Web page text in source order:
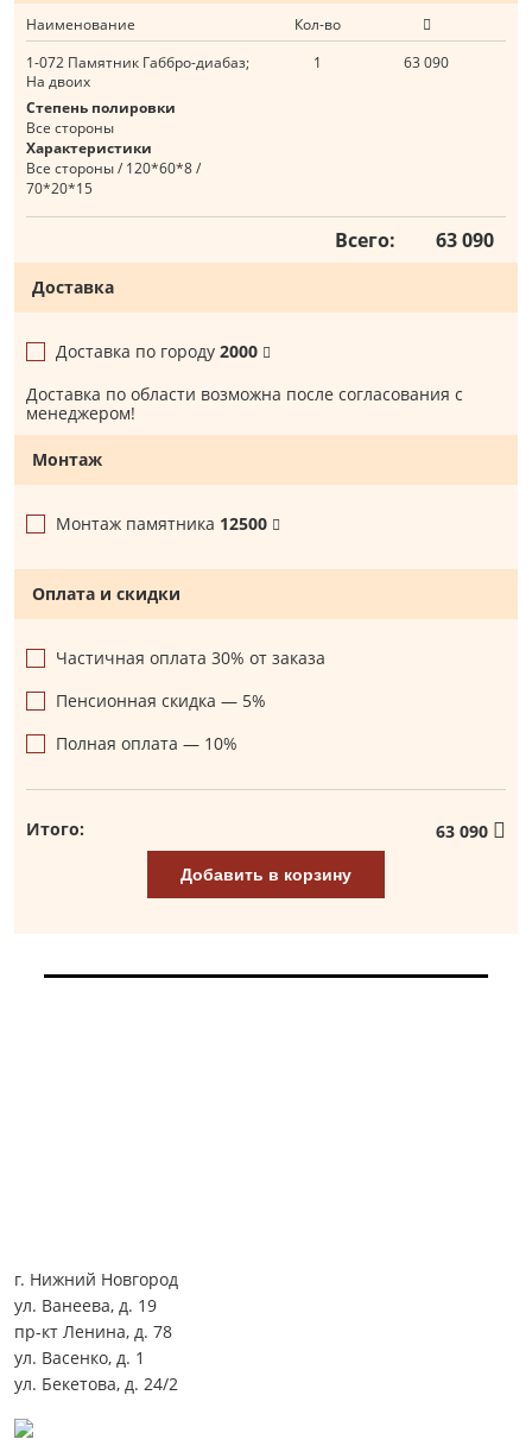
Наименование
Кол-во
1-072 Памятник Габбро-диабаз;
На двоих
1 63 090
Степень полировки
Все стороны
Характеристики
Все стороны / 120*60*8 /
70*20*15
Всего: 63 090
Доставка
Доставка по городу 2000
Доставка по области возможна после согласования с
менеджером!
Монтаж
Монтаж памятника 12500
Оплата и скидки
Частичная оплата 30% от заказа
Пенсионная скидка — 5%
Полная оплата — 10%
Итого: 63 090
Добавить в корзину
г. Нижний Новгород
ул. Ванеева, д. 19
пр-кт Ленина, д. 78
ул. Васенко, д. 1
ул. Бекетова, д. 24/2